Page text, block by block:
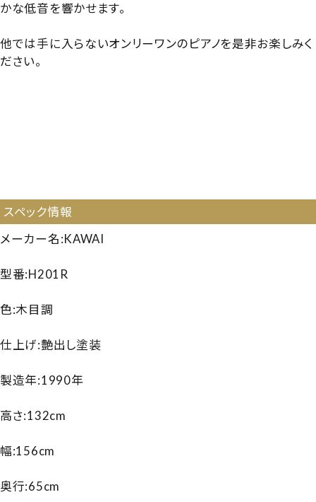
かな低音を響かせます。
他では手に入らないオンリーワンのピアノを是非お楽しみく
ださい。
スペック情報
メーカー名:KAWAI
型番:H201R
色:木目調
仕上げ:艶出し塗装
製造年:1990年
高さ:132cm
幅:156cm
奥行:65cm